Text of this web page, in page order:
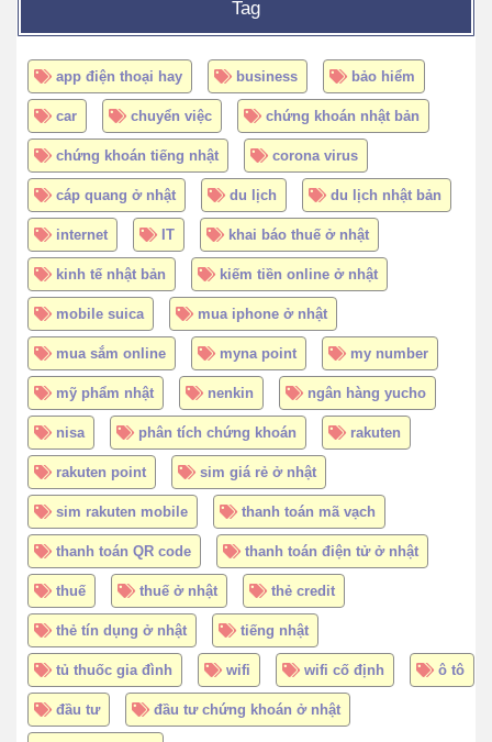
Tag
app điện thoại hay business bảo hiểm
car chuyển việc chứng khoán nhật bản
chứng khoán tiếng nhật corona virus
cáp quang ở nhật du lịch du lịch nhật bản
internet IT khai báo thuế ở nhật
kinh tế nhật bản kiếm tiền online ở nhật
mobile suica mua iphone ở nhật
mua sắm online myna point my number
mỹ phẩm nhật nenkin ngân hàng yucho
nisa phân tích chứng khoán rakuten
rakuten point sim giá rẻ ở nhật
sim rakuten mobile thanh toán mã vạch
thanh toán QR code thanh toán điện tử ở nhật
thuế thuế ở nhật thẻ credit
thẻ tín dụng ở nhật tiếng nhật
tủ thuốc gia đình wifi wifi cố định ô tô
đầu tư đầu tư chứng khoán ở nhật